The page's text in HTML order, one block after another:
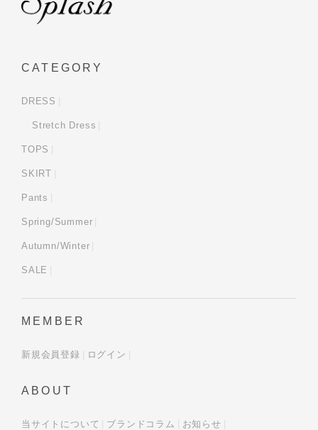
CATEGORY
DRESS
Stretch Dress
TOPS
SKIRT
Pants
Spring/Summer
Autumn/Winter
SALE
MEMBER
新規会員登録 ログイン
ABOUT
当サイトについて ブランドコラム お知らせ